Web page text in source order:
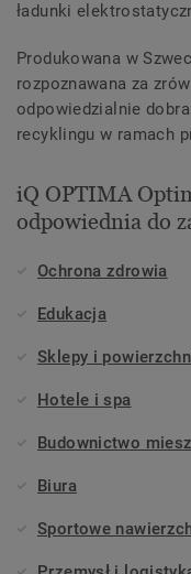
ładunki
Produkowana w
rozpoznawana za
odpowiedzialnie
recyklingu w ramach
iQ OPTIMA
odpowiednia do
Ochrona zdrowia
Edukacja
Sklepy i
Hotele i spa
Budownictwo
Biura
Sportowe